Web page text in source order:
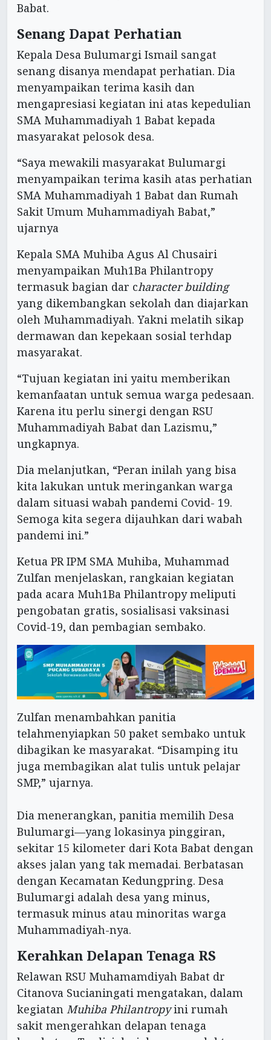
Babat.
Senang Dapat Perhatian
Kepala Desa Bulumargi Ismail sangat
senang disanya mendapat perhatian. Dia
menyampaikan terima kasih dan
mengapresiasi kegiatan ini atas kepedulian
SMA Muhammadiyah 1 Babat kepada
masyarakat pelosok desa.
“Saya mewakili masyarakat Bulumargi
menyampaikan terima kasih atas perhatian
SMA Muhammadiyah 1 Babat dan Rumah
Sakit Umum Muhammadiyah Babat,”
ujarnya
Kepala SMA Muhiba Agus Al Chusairi
menyampaikan Muh1Ba Philantropy
termasuk bagian dar character building
yang dikembangkan sekolah dan diajarkan
oleh Muhammadiyah. Yakni melatih sikap
dermawan dan kepekaan sosial terhdap
masyarakat.
“Tujuan kegiatan ini yaitu memberikan
kemanfaatan untuk semua warga pedesaan.
Karena itu perlu sinergi dengan RSU
Muhammadiyah Babat dan Lazismu,”
ungkapnya.
Dia melanjutkan, “Peran inilah yang bisa
kita lakukan untuk meringankan warga
dalam situasi wabah pandemi Covid- 19.
Semoga kita segera dijauhkan dari wabah
pandemi ini.”
Ketua PR IPM SMA Muhiba, Muhammad
Zulfan menjelaskan, rangkaian kegiatan
pada acara Muh1Ba Philantropy meliputi
pengobatan gratis, sosialisasi vaksinasi
Covid-19, dan pembagian sembako.
Zulfan menambahkan panitia
telahmenyiapkan 50 paket sembako untuk
dibagikan ke masyarakat. “Disamping itu
juga membagikan alat tulis untuk pelajar
SMP,” ujarnya.
Dia menerangkan, panitia memilih Desa
Bulumargi—yang lokasinya pinggiran,
sekitar 15 kilometer dari Kota Babat dengan
akses jalan yang tak memadai. Berbatasan
dengan Kecamatan Kedungpring. Desa
Bulumargi adalah desa yang minus,
termasuk minus atau minoritas warga
Muhammadiyah-nya.
Kerahkan Delapan Tenaga RS
Relawan RSU Muhamamdiyah Babat dr
Citanova Sucianingati mengatakan, dalam
kegiatan Muhiba Philantropyini rumah
sakit mengerahkan delapan tenaga